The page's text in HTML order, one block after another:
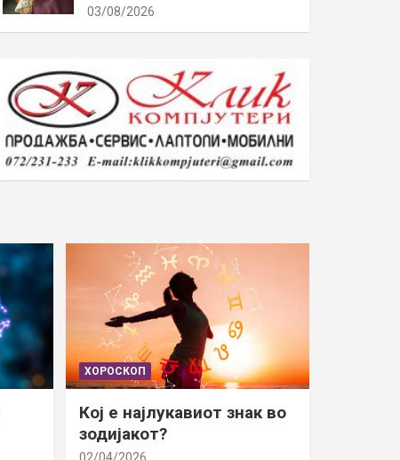
03/08/2026
ХОРОСКОП
Кој е најлукавиот знак во
зодијакот?